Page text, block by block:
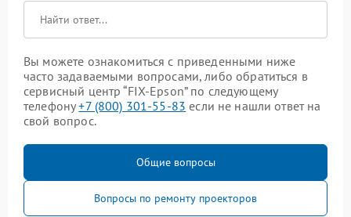
Вы можете ознакомиться с приведенными ниже
часто задаваемыми вопросами, либо обратиться в
сервисный центр “FIX-Epson” по следующему
телефону+7 (800) 301-55-83 если не нашли ответ на
свой вопрос.
Общие вопросы
Вопросы по ремонту проекторов